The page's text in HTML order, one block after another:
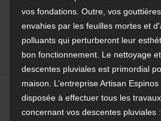
vos fondations. Outre, vos
envahies par les feuilles mortes et
polluants qui perturberont leur
bon fonctionnement. Le nettoyage
descentes pluviales est primordial
maison. L’entreprise Artisan
disposée à effectuer tous les travaux
concernant vos descentes pluviales